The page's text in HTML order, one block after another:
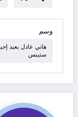
وسم
هاني عادل يعيد
ستيبس